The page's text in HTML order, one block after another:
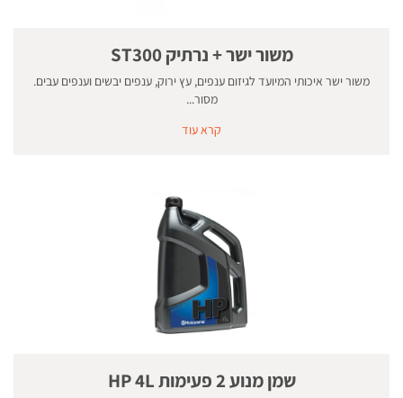
משור ישר + נרתיק ST300
משור ישר איכותי המיועד לגיזום ענפים, עץ ירוק, ענפים יבשים וענפים עבים.
מסור...
קרא עוד
שמן מנוע 2 פעימות HP 4L